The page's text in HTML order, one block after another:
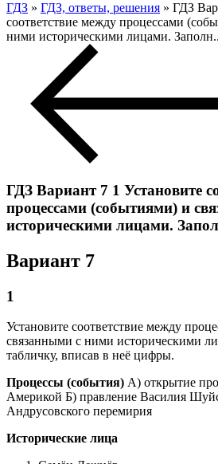
ГДЗ » ГДЗ, ответы, решения » ГДЗ
соответствие между процессами
ними историческими лицами.
ГДЗ Вариант 7 1 Установите
процессами (событиями) и
историческими лицами.
Вариант 7
1
Установите соответствие между
связанными с ними историческими
табличку, вписав в неё цифры.
Процессы (события) А) открытие
Америкой Б) правление Василия
Андрусовского перемирия
Исторические лица